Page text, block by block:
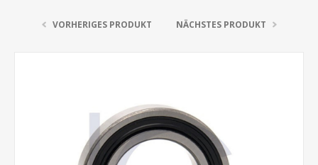
VORHERIGES PRODUKT NÄCHSTES PRODUKT